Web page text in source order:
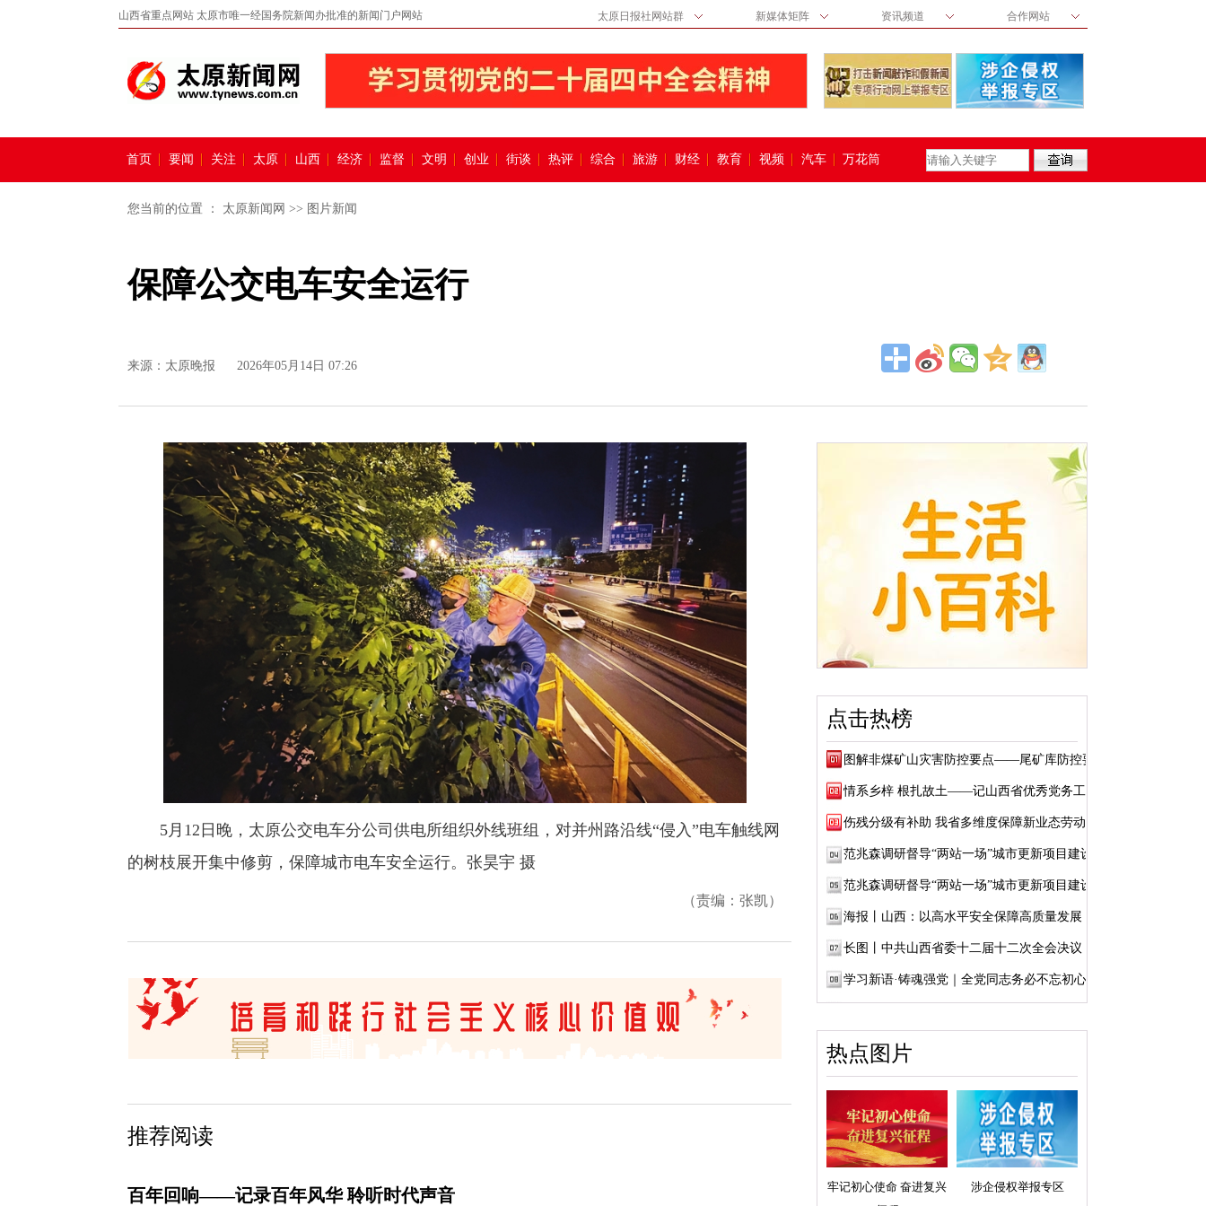
山西省重点网站 太原市唯一经国务院新闻办批准的新闻门户网站 太原日报社网站群 新媒体矩阵 资讯频道 合作网站
首页 要闻 关注 太原 山西 经济 监督 文明 创业 街谈 热评 综合 旅游 财经 教育 视频 汽车 万花筒
您当前的位置 ： 太原新闻网 >> 图片新闻
保障公交电车安全运行
来源： 太原晚报 2026年05月14日 07:26
5月12日晚，太原公交电车分公司供电所组织外线班组，对并州路沿线“侵入”电车触线网
的树枝展开集中修剪，保障城市电车安全运行。张昊宇 摄
（责编：张凯）
推荐阅读
百年回响——记录百年风华 聆听时代声音
点击热榜
图解非煤矿山灾害防控要点——尾矿库防控要点
情系乡梓 根扎故土——记山西省优秀党务工作...
伤残分级有补助 我省多维度保障新业态劳动者...
范兆森调研督导“两站一场”城市更新项目建设
范兆森调研督导“两站一场”城市更新项目建设
海报丨山西：以高水平安全保障高质量发展
长图丨中共山西省委十二届十二次全会决议
学习新语·铸魂强党｜全党同志务必不忘初心、...
热点图片
牢记初心使命 奋进复兴
涉企侵权举报专区